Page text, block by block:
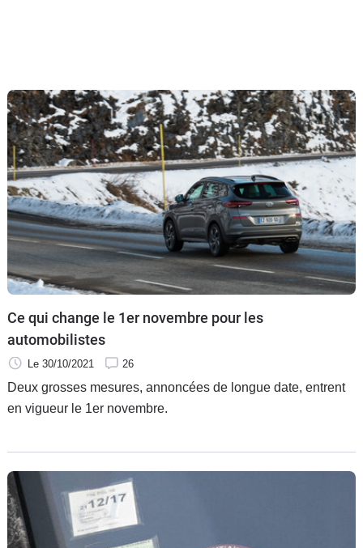
Ce qui change le 1er novembre pour les
automobilistes
Le 30/10/2021 26
Deux grosses mesures, annoncées de longue date, entrent
en vigueur le 1er novembre.